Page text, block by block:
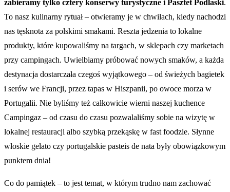
zabieramy tylko cztery konserwy turystyczne i Pasztet Podlaski.
To nasz kulinarny rytuał – otwieramy je w chwilach, kiedy nachodzi
nas tęsknota za polskimi smakami. Reszta jedzenia to lokalne
produkty, które kupowaliśmy na targach, w sklepach czy marketach
przy campingach. Uwielbiamy próbować nowych smaków, a każda
destynacja dostarczała czegoś wyjątkowego – od świeżych bagietek
i serów we Francji, przez tapas w Hiszpanii, po owoce morza w
Portugalii. Nie byliśmy też całkowicie wierni naszej kuchence
Campingaz – od czasu do czasu pozwalaliśmy sobie na wizytę w
lokalnej restauracji albo szybką przekąskę w fast foodzie. Słynne
włoskie gelato czy portugalskie pasteis de nata były obowiązkowym
punktem dnia!
Co do pamiątek – to jest temat, w którym trudno nam zachować